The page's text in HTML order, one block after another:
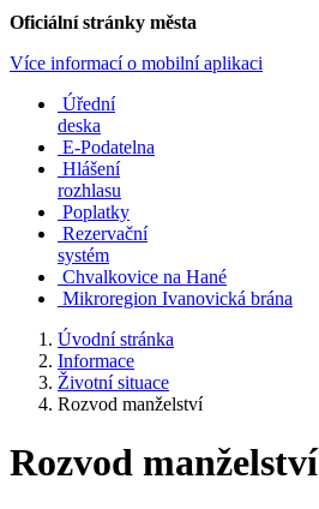
Oficiální stránky města
Více informací o mobilní aplikaci
Úřední
deska
E-Podatelna
Hlášení
rozhlasu
Poplatky
Rezervační
systém
Chvalkovice na Hané
Mikroregion Ivanovická brána
Úvodní stránka
Informace
Životní situace
Rozvod manželství
Rozvod manželství